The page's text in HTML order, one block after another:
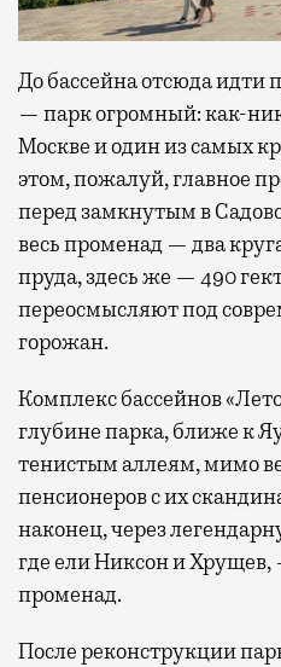
До бассейна отсюда идти
— парк огромный: как-
Москве и один из самых
этом, пожалуй, главное
перед замкнутым в
весь променад — два
пруда, здесь же — 490
переосмысляют под
горожан.
Комплекс бассейнов
глубине парка, ближе к
тенистым аллеям, мимо
пенсионеров с их
наконец, через
где ели Никсон и Хрущев,
променад.
После реконструкции